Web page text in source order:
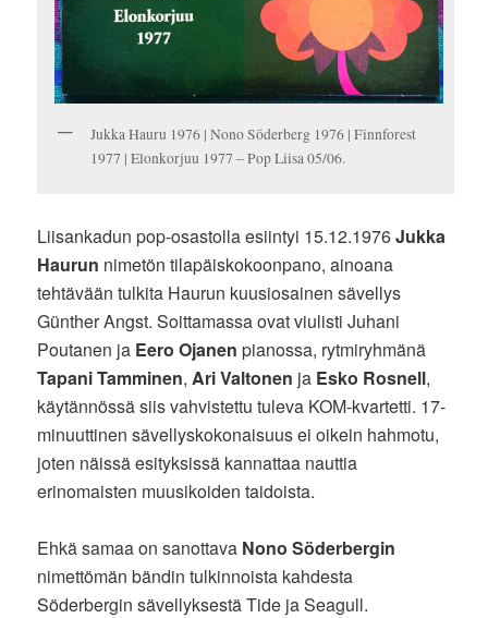
Jukka Hauru 1976 | Nono Söderberg 1976 | Finnforest
1977 | Elonkorjuu 1977 – Pop Liisa 05/06.
Liisankadun pop-osastolla esiintyi 15.12.1976Jukka
Haurun nimetön tilapäiskokoonpano, ainoana
tehtävään tulkita Haurun kuusiosainen sävellys
Günther Angst. Soittamassa ovat viulisti Juhani
Poutanen ja Eero Ojanen pianossa, rytmiryhmänä
Tapani Tamminen,Ari Valtonen ja Esko Rosnell,
käytännössä siis vahvistettu tuleva KOM-kvartetti. 17-
minuuttinen sävellyskokonaisuus ei oikein hahmotu,
joten näissä esityksissä kannattaa nauttia
erinomaisten muusikoiden taidoista.
Ehkä samaa on sanottava Nono Söderbergin
nimettömän bändin tulkinnoista kahdesta
Söderbergin sävellyksestä Tide ja Seagull.